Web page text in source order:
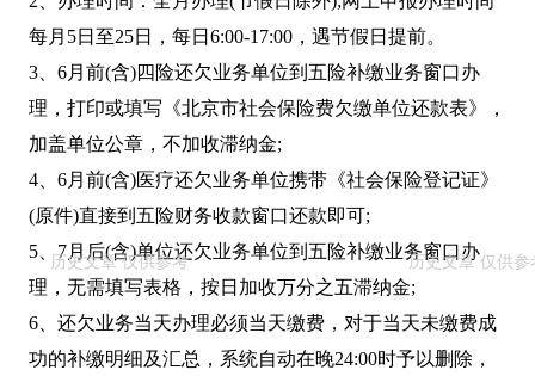
每月5日至25日，每日6:00-17:00，遇节假日提前。
3、6月前(含)四险还欠业务单位到五险补缴业务窗口办
理，打印或填写《北京市社会保险费欠缴单位还款表》，
加盖单位公章，不加收滞纳金;
4、6月前(含)医疗还欠业务单位携带《社会保险登记证》
(原件)直接到五险财务收款窗口还款即可;
5、7月后(含)单位还欠业务单位到五险补缴业务窗口办
理，无需填写表格，按日加收万分之五滞纳金;
6、还欠业务当天办理必须当天缴费，对于当天未缴费成
功的补缴明细及汇总，系统自动在晚24:00时予以删除，